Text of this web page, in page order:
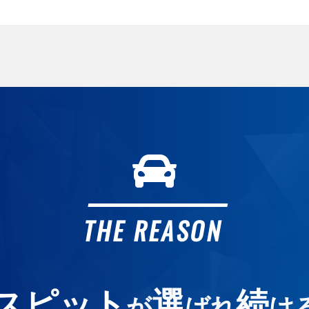
THE REASON